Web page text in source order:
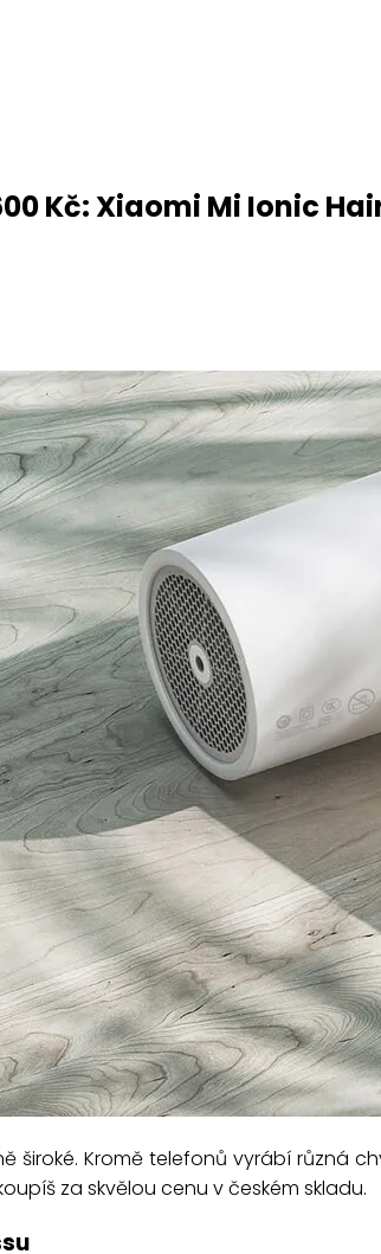
Kč: Xiaomi Mi Ionic
Kromě telefonů vyrábí různá
za skvělou cenu v českém skladu.